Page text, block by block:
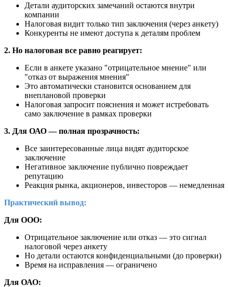
Детали аудиторских замечаний остаются внутри
компании
Налоговая видит только тип заключения (через анкету)
Конкуренты не имеют доступа к деталям проблем
2. Но налоговая все равно реагирует:
Если в анкете указано "отрицательное мнение" или
"отказ от выражения мнения"
Это автоматически становится основанием для
внеплановой проверки
Налоговая запросит пояснения и может истребовать
само заключение в рамках проверки
3. Для ОАО — полная прозрачность:
Все заинтересованные лица видят аудиторское
заключение
Негативное заключение публично повреждает
репутацию
Реакция рынка, акционеров, инвесторов — немедленная
Практический вывод:
Для ООО:
Отрицательное заключение или отказ — это сигнал
налоговой через анкету
Но детали остаются конфиденциальными (до проверки)
Время на исправления — ограничено
Для ОАО: